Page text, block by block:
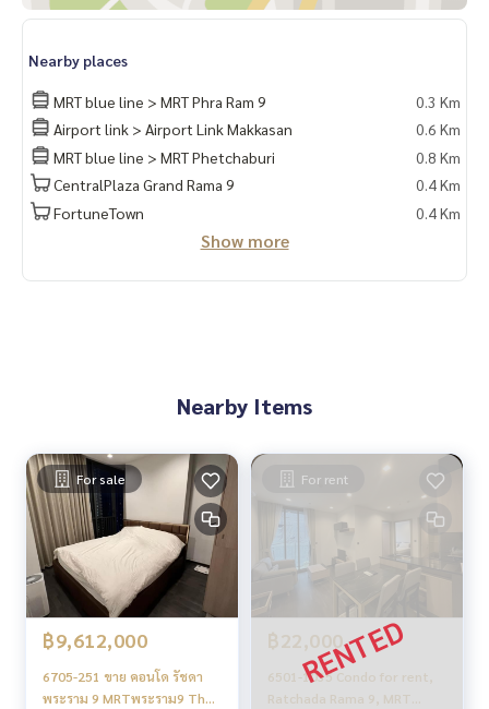
รับฝากซื้อ ขาย เช่า ที่ดิน บ้าน ทาวเฮ้าส์ ทาวโฮม คอนโด อพาร์ทเม
ะบบเครือข่าย และใช้เทคโนโลยีล่าสุดในการทำการตลาดเพื่อหาลู
กค้าได้อย่างรวดเร็ว
Nearby places
MRT blue line > MRT Phra Ram 9
0.3 Km
Airport link > Airport Link Makkasan
0.6 Km
MRT blue line > MRT Phetchaburi
0.8 Km
CentralPlaza Grand Rama 9
0.4 Km
FortuneTown
0.4 Km
Show more
Nearby Items
For sale
฿9,612,000
6705-251 ขาย คอนโด รัชดา
พระราม 9 MRTพระราม9 The
For rent
฿22,000
6501-1035 Condo for rent,
Ratchada Rama 9, MRT